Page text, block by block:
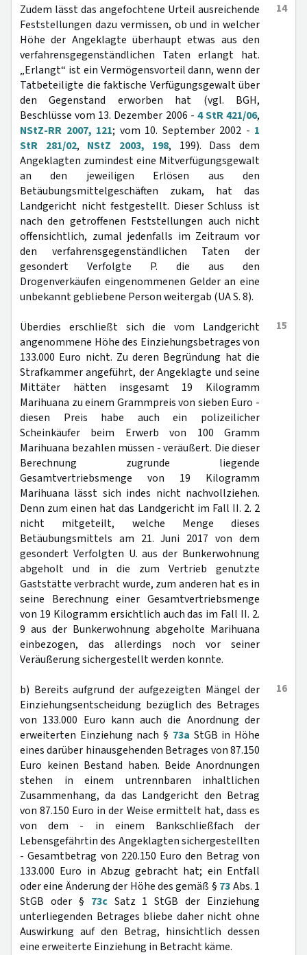
14
Zudem lässt das angefochtene Urteil ausreichende
Feststellungen dazu vermissen, ob und in welcher
Höhe der Angeklagte überhaupt etwas aus den
verfahrensgegenständlichen Taten erlangt hat.
„Erlangt“ ist ein Vermögensvorteil dann, wenn der
Tatbeteiligte die faktische Verfügungsgewalt über
den Gegenstand erworben hat (vgl. BGH,
Beschlüsse vom 13. Dezember 2006 - 4 StR 421/06,
NStZ-RR 2007, 121; vom 10. September 2002 - 1
StR 281/02, NStZ 2003, 198, 199). Dass dem
Angeklagten zumindest eine Mitverfügungsgewalt
an den jeweiligen Erlösen aus den
Betäubungsmittelgeschäften zukam, hat das
Landgericht nicht festgestellt. Dieser Schluss ist
nach den getroffenen Feststellungen auch nicht
offensichtlich, zumal jedenfalls im Zeitraum vor
den verfahrensgegenständlichen Taten der
gesondert Verfolgte P. die aus den
Drogenverkäufen eingenommenen Gelder an eine
unbekannt gebliebene Person weitergab (UA S. 8).
15
Überdies erschließt sich die vom Landgericht
angenommene Höhe des Einziehungsbetrages von
133.000 Euro nicht. Zu deren Begründung hat die
Strafkammer angeführt, der Angeklagte und seine
Mittäter hätten insgesamt 19 Kilogramm
Marihuana zu einem Grammpreis von sieben Euro -
diesen Preis habe auch ein polizeilicher
Scheinkäufer beim Erwerb von 100 Gramm
Marihuana bezahlen müssen - veräußert. Die dieser
Berechnung zugrunde liegende
Gesamtvertriebsmenge von 19 Kilogramm
Marihuana lässt sich indes nicht nachvollziehen.
Denn zum einen hat das Landgericht im Fall II. 2. 2
nicht mitgeteilt, welche Menge dieses
Betäubungsmittels am 21. Juni 2017 von dem
gesondert Verfolgten U. aus der Bunkerwohnung
abgeholt und in die zum Vertrieb genutzte
Gaststätte verbracht wurde, zum anderen hat es in
seine Berechnung einer Gesamtvertriebsmenge
von 19 Kilogramm ersichtlich auch das im Fall II. 2.
9 aus der Bunkerwohnung abgeholte Marihuana
einbezogen, das allerdings noch vor seiner
Veräußerung sichergestellt werden konnte.
16
b) Bereits aufgrund der aufgezeigten Mängel der
Einziehungsentscheidung bezüglich des Betrages
von 133.000 Euro kann auch die Anordnung der
erweiterten Einziehung nach § 73a StGB in Höhe
eines darüber hinausgehenden Betrages von 87.150
Euro keinen Bestand haben. Beide Anordnungen
stehen in einem untrennbaren inhaltlichen
Zusammenhang, da das Landgericht den Betrag
von 87.150 Euro in der Weise ermittelt hat, dass es
von dem - in einem Bankschließfach der
Lebensgefährtin des Angeklagten sichergestellten
- Gesamtbetrag von 220.150 Euro den Betrag von
133.000 Euro in Abzug gebracht hat; ein Entfall
oder eine Änderung der Höhe des gemäß § 73Abs. 1
StGB oder § 73cSatz 1 StGB der Einziehung
unterliegenden Betrages bliebe daher nicht ohne
Auswirkung auf den Betrag, hinsichtlich dessen
eine erweiterte Einziehung in Betracht käme.